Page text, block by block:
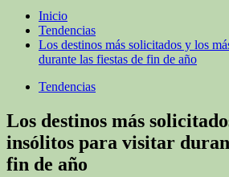
Inicio
Tendencias
Los destinos más solicitados y los
durante las fiestas de fin de año
Tendencias
Los destinos más
insólitos para visitar
fin de año